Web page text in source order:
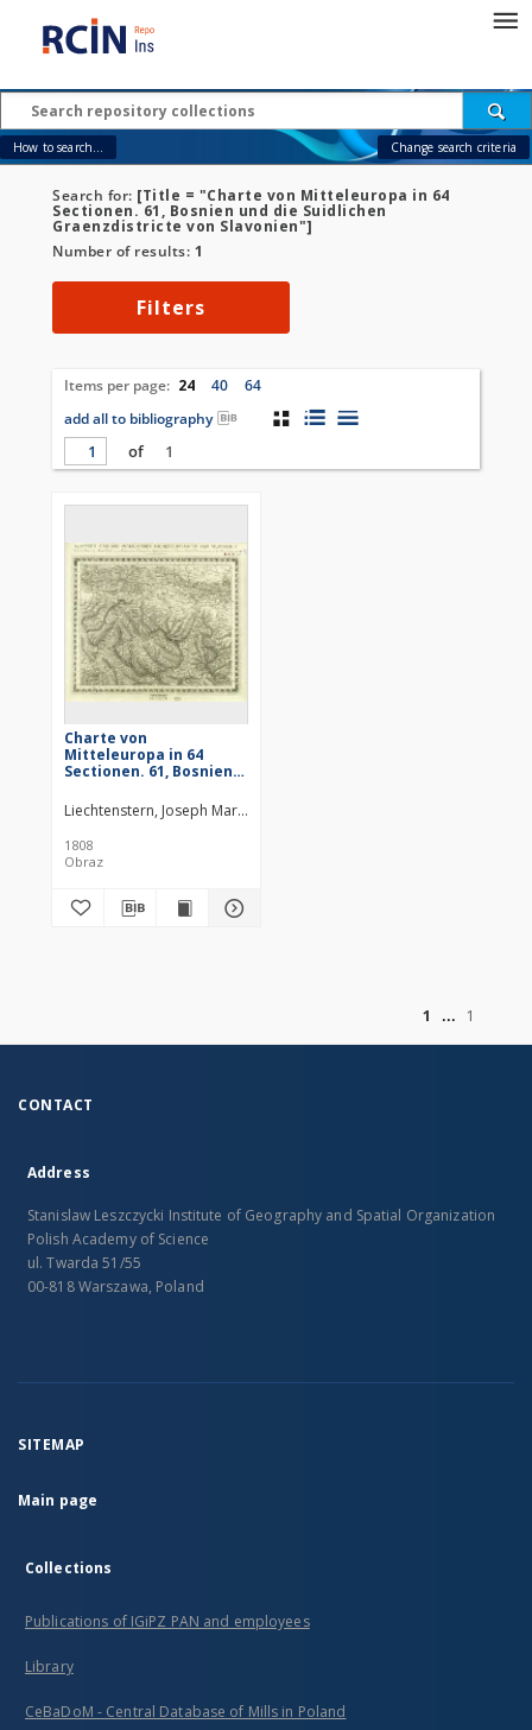
How to search... Change search criteria
Search for: [Title = "Charte von Mitteleuropa in 64
Sectionen. 61, Bosnien und die Suidlichen
Graenzdistricte von Slavonien"]
Number of results: 1
Filters
Items per page: 24 40
64
add all to bibliography
of
1
Charte von
Mitteleuropa in 64
Sectionen. 61, Bosnien
Graenzdistricte von
Slavonien
Liechtenstern, Joseph Marx von (1765–1828)
1808
Obraz
1
1
CONTACT
Address
Stanislaw Leszczycki Institute of Geography and Spatial Organization
Polish Academy of Science
ul. Twarda 51/55
00-818 Warszawa, Poland
SITEMAP
Main page
Collections
Publications of IGiPZ PAN and employees
Library
CeBaDoM - Central Database of Mills in Poland